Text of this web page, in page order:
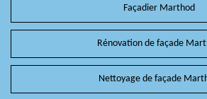
Façadier Marthod
Rénovation de façade
Nettoyage de façade